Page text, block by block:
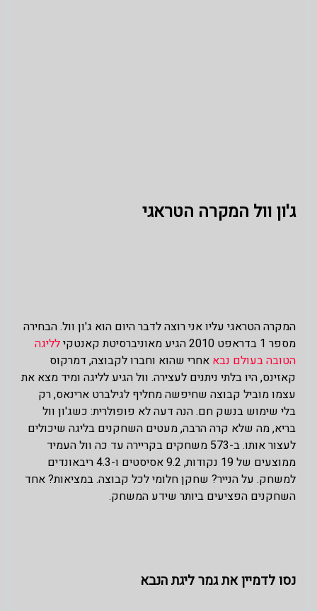
ג'ון וול המקרה הטראגי
המקרה הטראגי עליו אני רוצה לדבר היום הוא ג'ון וול. הבחירה
מספר 1 בדראפט 2010 הגיע מאוניברסיטת קאנטקי
לליגה
הטובה בעולם נבא אחרי שהוא וחברו לקבוצה, דמרקוס
קאזינס, היו בלתי ניתנים לעצירה. וול הגיע לליגה ומיד מצא את
עצמו מוביל קבוצה שחיפשה מחליף לגילברט ארינאס, רק
בלי שימוש בנשק חם. הנה דעה לא פופולרית: כשג'ון וול
בריא, מה שלא קרה הרבה, מעטים השחקנים בליגה שיכולים
לעצור אותו. ב-573 משחקים בקריירה עד כה וול העמיד
ממוצעים של 19 נקודות, 9.2 אסיסטים ו-4.3 ריבאונדים
למשחק. על הנייר? שחקן חלומי לכל קבוצה. במציאות? אחד
השחקנים הפציעים ביותר שידע המשחק.
נסו לדמיין את גמר ליגת הנבא